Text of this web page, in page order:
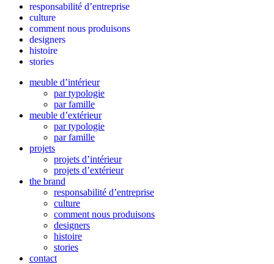
responsabilité d’entreprise
culture
comment nous produisons
designers
histoire
stories
meuble d’intérieur
par typologie
par famille
meuble d’extérieur
par typologie
par famille
projets
projets d’intérieur
projets d’extérieur
the brand
responsabilité d’entreprise
culture
comment nous produisons
designers
histoire
stories
contact